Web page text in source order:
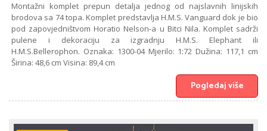
Montažni komplet prepun detalja jednog od najslavnih linijskih
brodova sa 74 topa. Komplet predstavlja H.M.S. Vanguard dok je bio
pod zapovjedništvom Horatio Nelson-a u Bitci Nila. Komplet sadrži
pulene i dekoraciju za izgradnju H.M.S. Elephant ili
H.M.S.Bellerophon. Oznaka: 1300-04 Mjerilo: 1:72 Dužina: 117,1 cm
Širina: 48,6 cm Visina: 89,4 cm
Pogledaj više